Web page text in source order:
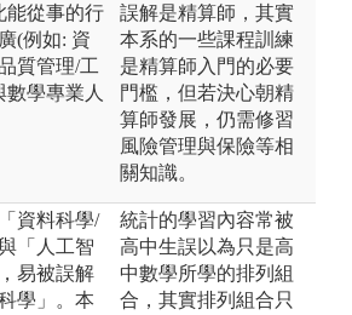
能從事的行
(例如: 資
質管理/工
數學專業人
誤解是精算師，其實
本系的一些課程訓練
是精算師入門的必要
門檻，但若決心朝精
算師發展，仍需修習
風險管理與保險等相
關知識。
資料科學/
「人工智
易被誤解
學」。本
統計的學習內容常被
高中生誤以為只是高
中數學所學的排列組
合，其實排列組合只